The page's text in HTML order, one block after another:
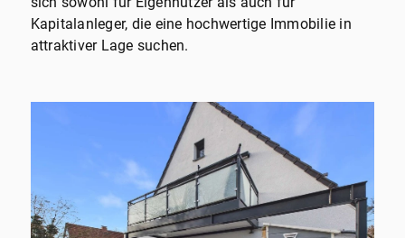
Kapitalanleger, die eine hochwertige Immobilie in
attraktiver Lage suchen.